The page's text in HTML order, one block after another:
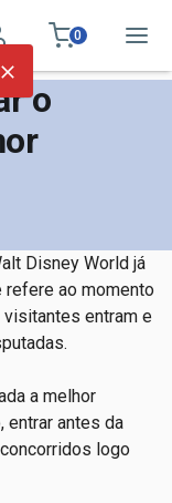
0
o
Disney World já
ao momento
visitantes entram e
a melhor
entrar antes da
logo